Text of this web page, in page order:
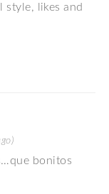
style, likes and
bonitos